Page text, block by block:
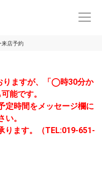
来店予約
りますが、「◯時30分か
能です。
定時間をメッセージ欄に
い。
ります。（TEL:019-651-